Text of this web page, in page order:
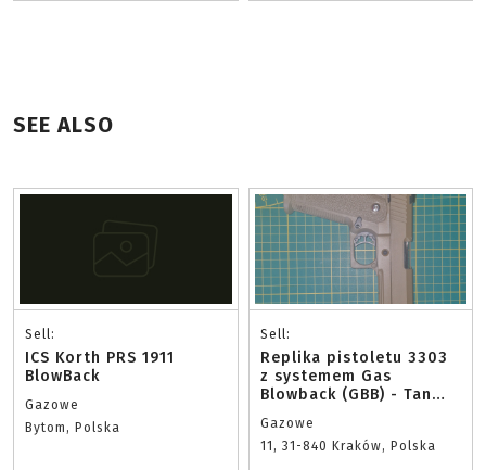
SEE ALSO
Sell:
ICS Korth PRS 1911
BlowBack
Gazowe
Bytom, Polska
Sell:
Replika pistoletu 3303
z systemem Gas
Blowback (GBB) - Tan
Gazowe
11, 31-840 Kraków, Polska